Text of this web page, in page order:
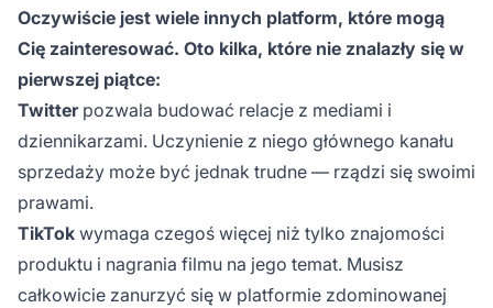
Oczywiście jest wiele innych platform, które mogą
Cię zainteresować. Oto kilka, które nie znalazły się w
pierwszej piątce:
Twitterpozwala budować relacje z mediami i
dziennikarzami. Uczynienie z niego głównego kanału
sprzedaży może być jednak trudne — rządzi się swoimi
prawami.
TikTok wymaga czegoś więcej niż tylko znajomości
produktu i nagrania filmu na jego temat. Musisz
całkowicie zanurzyć się w platformie zdominowanej